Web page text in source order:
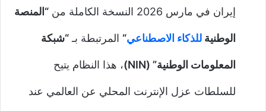
إيران في مارس 2026 النسخة الكاملة من “المنصة
الوطنية للذكاء الاصطناعي“ المرتبطة بـ“شبكة
المعلومات الوطنية” (NIN) ، هذا النظام يتيح
للسلطات عزل الإنترنت المحلي عن العالمي عند